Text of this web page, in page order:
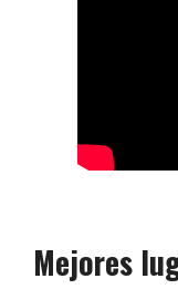
Mejores